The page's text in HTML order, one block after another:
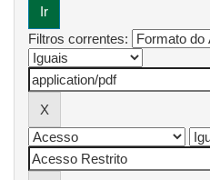
Filtros correntes: